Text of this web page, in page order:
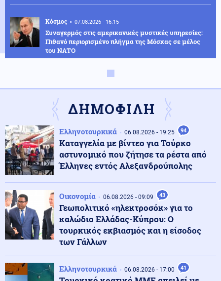
Κόσμος 07.08.2026 - 16:15
Συναγερμός στις αμερικανικές μυστικές υπηρεσίες:
Πιθανό περιορισμένο πλήγμα της Μόσχας σε μέλος
του ΝΑΤΟ
07.08.2026 - 16:01
Πράσινο φως από τον Πούτιν για την πώληση του
κρατικού 30,4% στο μεγαλύτερο αεροδρόμιο της
Μόσχας
Κοινωνία 07.08.2026 - 15:56
Η διάσωση Ιταλίδας τουρίστριας στη Σαμοθράκη από
21χρονο ναυαγοσώστη: «Την έβγαλαν στη στεριά σε
ημιλιπόθυμη κατάσταση»
11 μήνες με αναστολή στον 55χρονο που έκρυψε τη
σορό του πατέρα του σε καταψύκτη – Αφέθηκε
ελεύθερος
Κοινωνία 07.08.2026 - 15:24
Νέο αεροδρόμιο Καστελλίου: Συμφωνία 105,2 εκατ.
ευρώ για τον αεροναυτιλιακό εξοπλισμό
ΔΗΜΟΦΙΛΗ
Ελληνοτουρκικά 06.08.2026 - 19:25 94
Καταγγελία με βίντεο για Τούρκο
αστυνομικό που ζήτησε τα ρέστα από
Έλληνες εντός Αλεξανδρούπολης
Οικονομία 06.08.2026 - 09:09 43
Γεωπολιτικό «ηλεκτροσόκ» για το
καλώδιο Ελλάδας-Κύπρου: Ο
τουρκικός εκβιασμός και η είσοδος
των Γάλλων
Ελληνοτουρκικά 06.08.2026 - 17:00 41